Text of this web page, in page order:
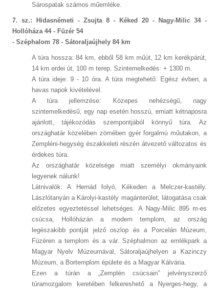
Sárospatak számos műemléke.
7. sz.: Hidasnémeti - Zsujta 8 - Kéked 20 - Nagy-Milic 34 -
Hollóháza 44 - Füzér 54
- Széphalom 78 - Sátoraljaújhely 84 km
A túra hossza: 84 km, ebből 58 km műút, 12 km kerékpárút,
14 km erdei út, 100 m terep. Szintemelkedés: + 1300 m.
A túra ideje: 9 - 10 óra. A túra megtehető: Egész évben, a
havas napok kivételével.
A túra jellemzése: Közepes nehézségű, nagy
szintemelkedésű, egy nap esetén hosszú, emiatt kétnaposra
ajánlott, tájékozódás szempontjából könnyű túra. Az
országhatár közelében zömében gyér forgalmú műutakon, a
Zempléni-hegység északkeleti részén átvezető változatos és
érdekes túra.
Az országhatár közelsége miatt személyi okmányaink
legyenek nálunk!
Látnivalók: A Hernád folyó, Kékeden a Melczer-kastély.
Lászlótanyán a Károlyi-kastély magánterület, látogatása csak
előzetes egyeztetéssel lehetséges. A Nagy-Milic 895 m-es
csúcsa, Hollóházán a modern templom, az ország
legészakibb pontját jelző oszlop és a Porcelán Múzeum,
Füzéren a templom és a vár. Széphalmon az emlékpark a
Magyar Nyelv Múzeumával, Sátoraljaújhelyen a Kazinczy
Múzeum, a Bortemplom épülete és a Magyar Kálvária.
Ezen a túrán a „Zemplén csúcsain” jelvényszerző
túramozgalom keretében felkereshető a Nyerges-hegy, a